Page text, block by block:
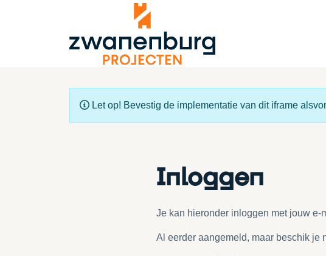
Let op! Bevestig de implementatie van dit iframe
Inloggen
Je kan hieronder inloggen met jouw e-
Al eerder aangemeld, maar beschik je